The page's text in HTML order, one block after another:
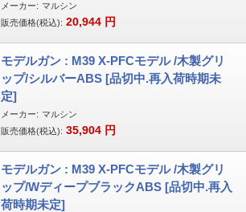
メーカー: マルシン
販売価格(税込): 20,944 円
モデルガン : M39 X-PFCモデル /木製グリ
ップ/シルバーABS [品切中.再入荷時期未
定]
メーカー: マルシン
販売価格(税込): 35,904 円
モデルガン : M39 X-PFCモデル /木製グリ
ップ/WディープブラックABS [品切中.再入
荷時期未定]